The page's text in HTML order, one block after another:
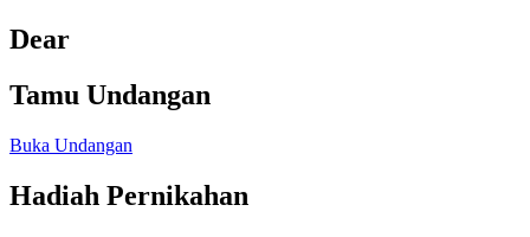
Dear
Tamu Undangan
Buka Undangan
Hadiah Pernikahan